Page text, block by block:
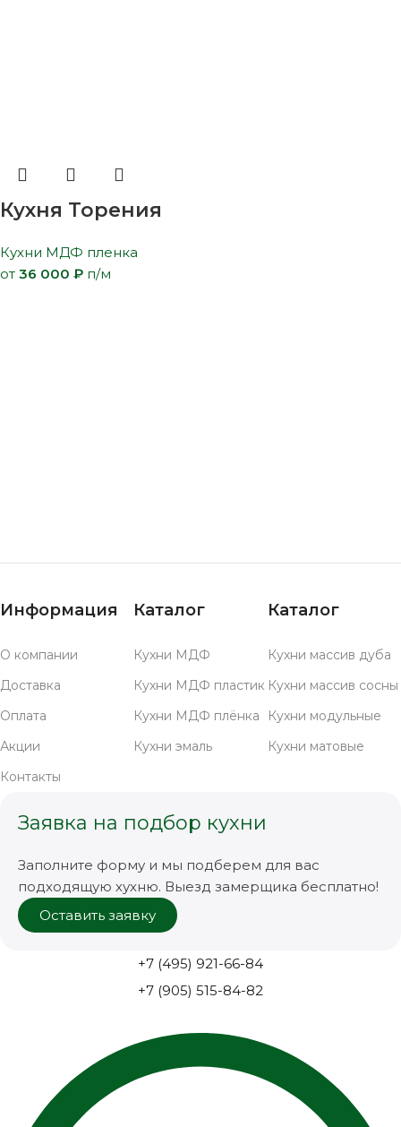
Кухня Торения
Кухни МДФ пленка
от 36 000 ₽ п/м
Информация
О компании
Доставка
Оплата
Акции
Контакты
Каталог
Кухни МДФ
Кухни МДФ пластик
Кухни МДФ плёнка
Кухни эмаль
Каталог
Кухни массив дуба
Кухни массив сосны
Кухни модульные
Кухни матовые
Заявка на подбор кухни
Заполните форму и мы подберем для вас
подходящую хухню. Выезд замерщика бесплатно!
Оставить заявку
+7 (495) 921-66-84
+7 (905) 515-84-82